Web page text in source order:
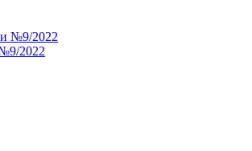
2022